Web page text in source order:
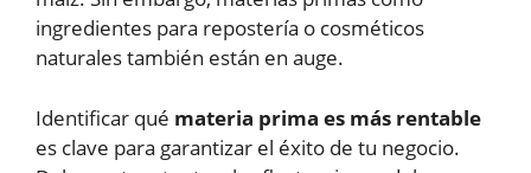
ingredientes para repostería o cosméticos
naturales también están en auge.
Identificar qué materia prima es más rentable
es clave para garantizar el éxito de tu negocio.